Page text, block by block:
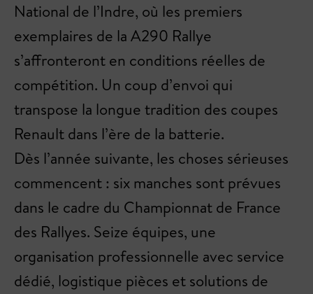
National de l’Indre, où les premiers
exemplaires de la A290 Rallye
s’affronteront en conditions réelles de
compétition. Un coup d’envoi qui
transpose la longue tradition des coupes
Renault dans l’ère de la batterie.
Dès l’année suivante, les choses sérieuses
commencent : six manches sont prévues
dans le cadre du Championnat de France
des Rallyes. Seize équipes, une
organisation professionnelle avec service
dédié, logistique pièces et solutions de